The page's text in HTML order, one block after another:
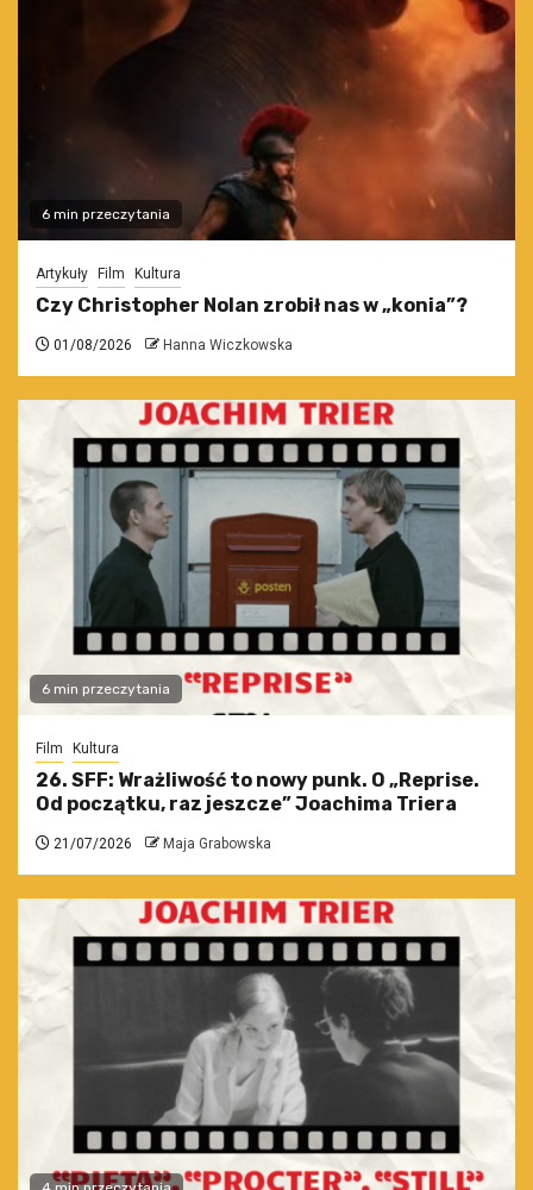
6 min przeczytania
Artykuły Film Kultura
Czy Christopher Nolan zrobił nas w „konia”?
01/08/2026 Hanna Wiczkowska
6 min przeczytania
Film Kultura
26. SFF: Wrażliwość to nowy punk. O „Reprise.
Od początku, raz jeszcze” Joachima Triera
21/07/2026 Maja Grabowska